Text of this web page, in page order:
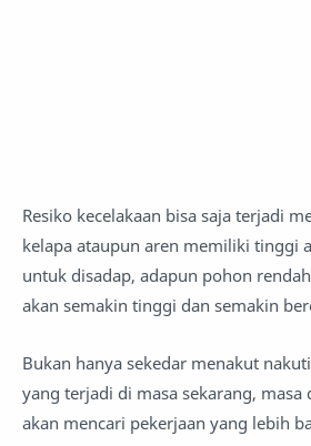
Resiko kecelakaan bisa saja terjadi
kelapa ataupun aren memiliki tinggi
untuk disadap, adapun pohon
akan semakin tinggi dan semakin
Bukan hanya sekedar menakut
yang terjadi di masa sekarang, masa
akan mencari pekerjaan yang lebih